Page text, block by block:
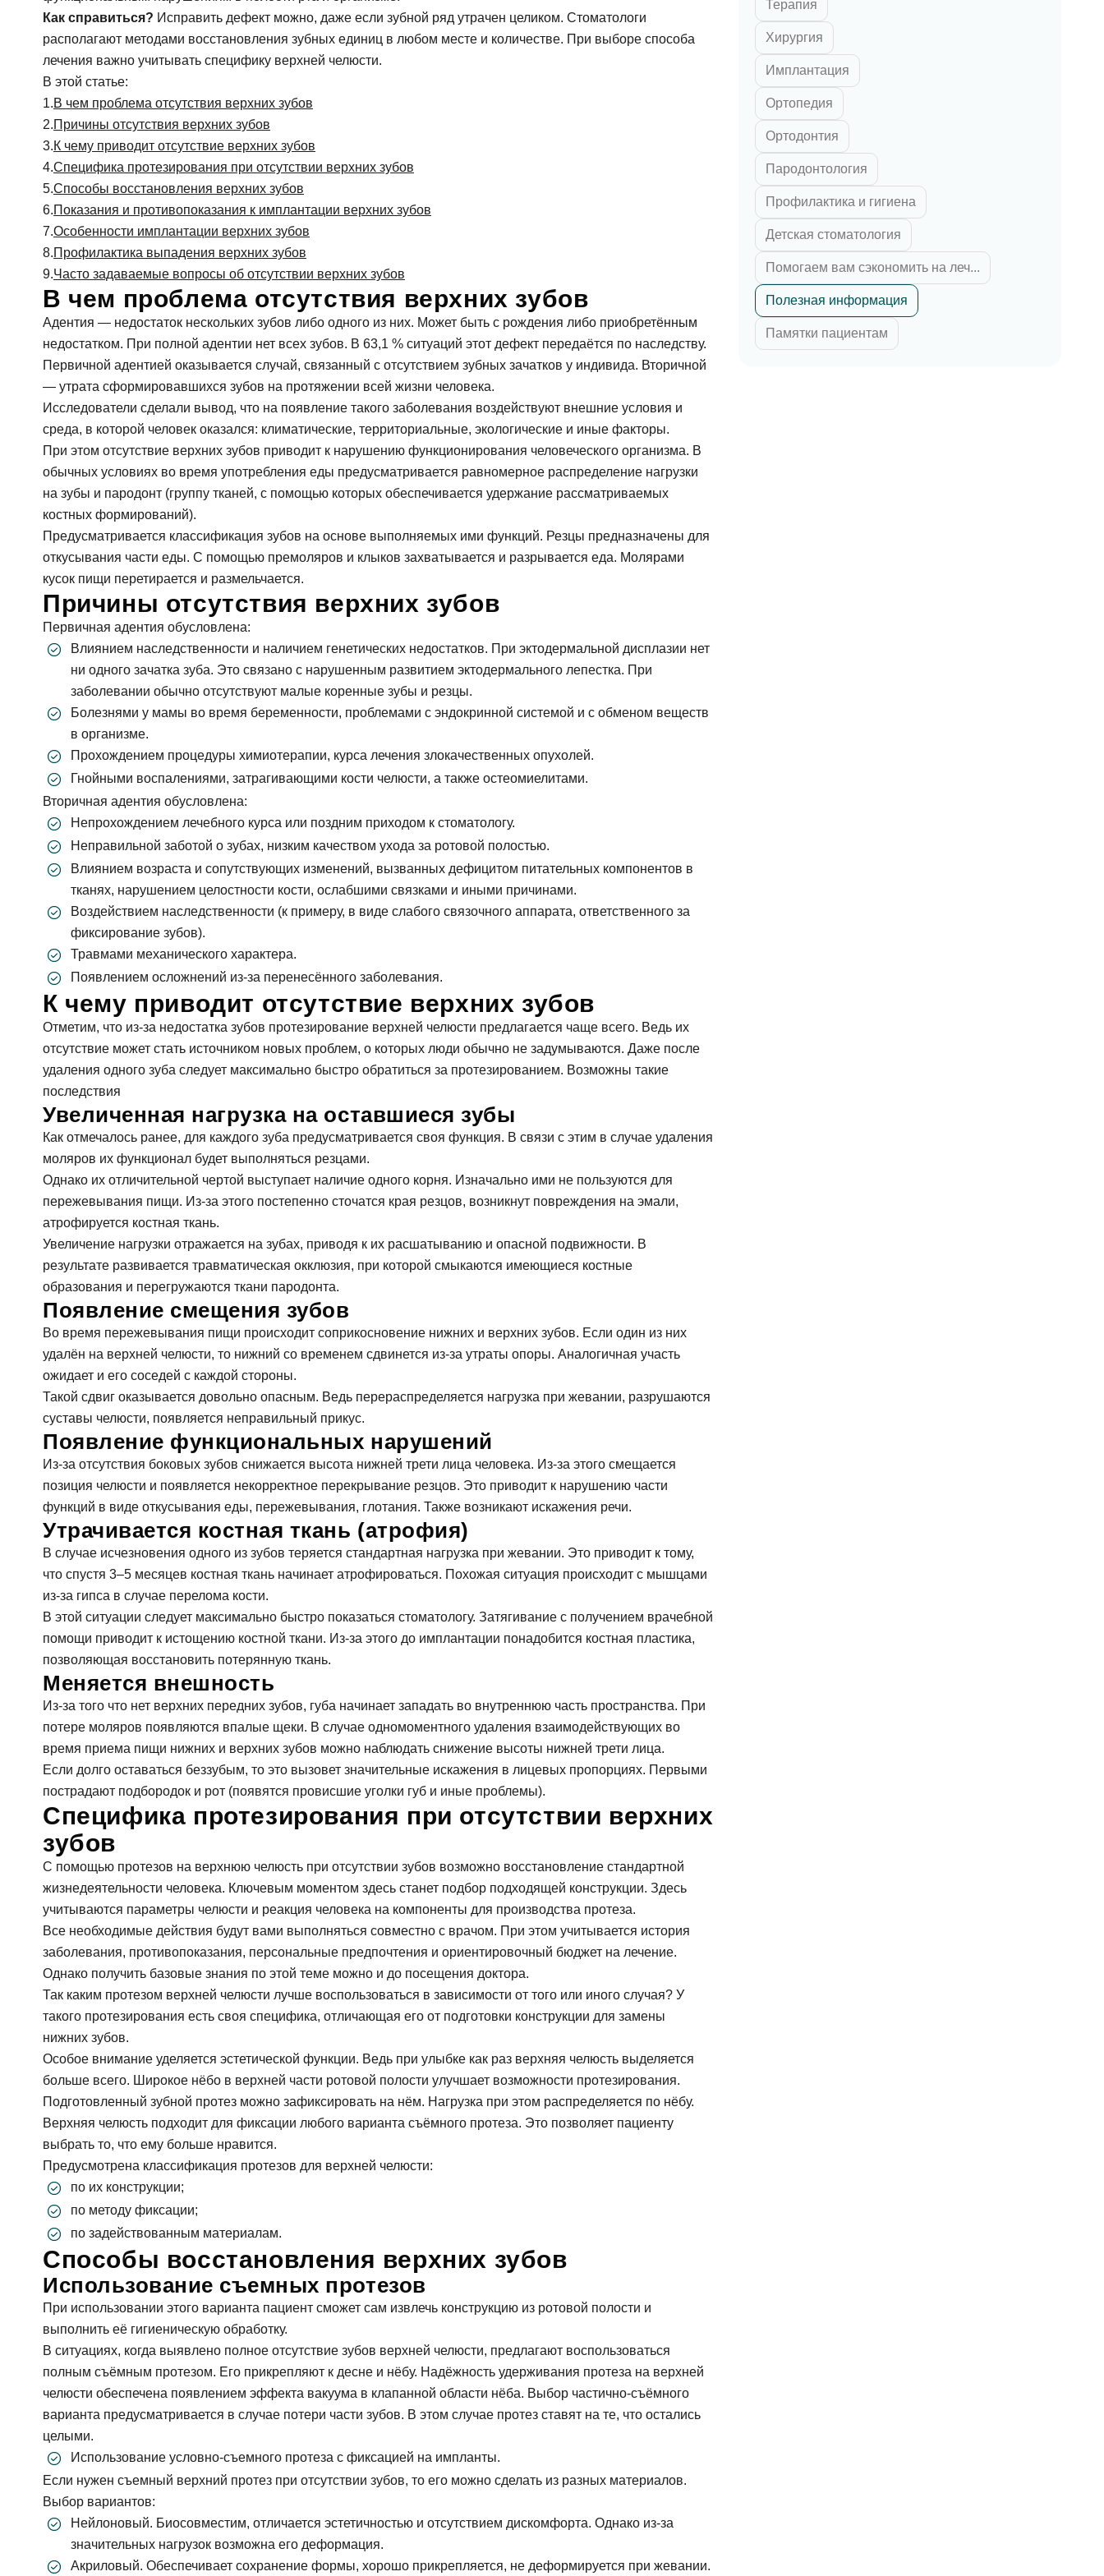
Синус лифтинг
Импланты Straumann
Имплантация передних зубов
Имплантация нижней челюсти
Имплантация верхней челюсти
Ортопедия, протезирование: коронки, вкладки, виниры
Коронка из диоксида циркония
Керамическая коронка E-max
Ортодонтия (исправление прикуса): брекеты, элайнеры
Лечение десен (пародонтология)
Профилактика и профессиональная гигиена
Отбеливание зубов
Гигиена зубов детям и профилактика
Как справиться? Исправить дефект можно, даже если зубной ряд утрачен целиком. Стоматологи
располагают методами восстановления зубных единиц в любом месте и количестве. При выборе способа
лечения важно учитывать специфику верхней челюсти.
В этой статье:
В чем проблема отсутствия верхних зубов
Причины отсутствия верхних зубов
К чему приводит отсутствие верхних зубов
Специфика протезирования при отсутствии верхних зубов
Способы восстановления верхних зубов
Показания и противопоказания к имплантации верхних зубов
Особенности имплантации верхних зубов
Профилактика выпадения верхних зубов
Часто задаваемые вопросы об отсутствии верхних зубов
В чем проблема отсутствия верхних зубов
Адентия — недостаток нескольких зубов либо одного из них. Может быть с рождения либо приобретённым
недостатком. При полной адентии нет всех зубов. В 63,1 % ситуаций этот дефект передаётся по наследству.
Первичной адентией оказывается случай, связанный с отсутствием зубных зачатков у индивида. Вторичной
— утрата сформировавшихся зубов на протяжении всей жизни человека.
Исследователи сделали вывод, что на появление такого заболевания воздействуют внешние условия и
среда, в которой человек оказался: климатические, территориальные, экологические и иные факторы.
При этом отсутствие верхних зубов приводит к нарушению функционирования человеческого организма. В
обычных условиях во время употребления еды предусматривается равномерное распределение нагрузки
на зубы и пародонт (группу тканей, с помощью которых обеспечивается удержание рассматриваемых
костных формирований).
Предусматривается классификация зубов на основе выполняемых ими функций. Резцы предназначены для
откусывания части еды. С помощью премоляров и клыков захватывается и разрывается еда. Молярами
кусок пищи перетирается и размельчается.
Причины отсутствия верхних зубов
Первичная адентия обусловлена:
Влиянием наследственности и наличием генетических недостатков. При эктодермальной дисплазии нет
ни одного зачатка зуба. Это связано с нарушенным развитием эктодермального лепестка. При
заболевании обычно отсутствуют малые коренные зубы и резцы.
Болезнями у мамы во время беременности, проблемами с эндокринной системой и с обменом веществ
в организме.
Прохождением процедуры химиотерапии, курса лечения злокачественных опухолей.
Гнойными воспалениями, затрагивающими кости челюсти, а также остеомиелитами.
Вторичная адентия обусловлена:
Непрохождением лечебного курса или поздним приходом к стоматологу.
Неправильной заботой о зубах, низким качеством ухода за ротовой полостью.
Влиянием возраста и сопутствующих изменений, вызванных дефицитом питательных компонентов в
тканях, нарушением целостности кости, ослабшими связками и иными причинами.
Воздействием наследственности (к примеру, в виде слабого связочного аппарата, ответственного за
фиксирование зубов).
Травмами механического характера.
Появлением осложнений из-за перенесённого заболевания.
К чему приводит отсутствие верхних зубов
Отметим, что из-за недостатка зубов протезирование верхней челюсти предлагается чаще всего. Ведь их
отсутствие может стать источником новых проблем, о которых люди обычно не задумываются. Даже после
удаления одного зуба следует максимально быстро обратиться за протезированием. Возможны такие
последствия
Увеличенная нагрузка на оставшиеся зубы
Как отмечалось ранее, для каждого зуба предусматривается своя функция. В связи с этим в случае удаления
моляров их функционал будет выполняться резцами.
Однако их отличительной чертой выступает наличие одного корня. Изначально ими не пользуются для
пережевывания пищи. Из-за этого постепенно сточатся края резцов, возникнут повреждения на эмали,
атрофируется костная ткань.
Увеличение нагрузки отражается на зубах, приводя к их расшатыванию и опасной подвижности. В
результате развивается травматическая окклюзия, при которой смыкаются имеющиеся костные
образования и перегружаются ткани пародонта.
Появление смещения зубов
Во время пережевывания пищи происходит соприкосновение нижних и верхних зубов. Если один из них
удалён на верхней челюсти, то нижний со временем сдвинется из-за утраты опоры. Аналогичная участь
ожидает и его соседей с каждой стороны.
Такой сдвиг оказывается довольно опасным. Ведь перераспределяется нагрузка при жевании, разрушаются
суставы челюсти, появляется неправильный прикус.
Появление функциональных нарушений
Из-за отсутствия боковых зубов снижается высота нижней трети лица человека. Из-за этого смещается
позиция челюсти и появляется некорректное перекрывание резцов. Это приводит к нарушению части
функций в виде откусывания еды, пережевывания, глотания. Также возникают искажения речи.
Утрачивается костная ткань (атрофия)
В случае исчезновения одного из зубов теряется стандартная нагрузка при жевании. Это приводит к тому,
что спустя 3–5 месяцев костная ткань начинает атрофироваться. Похожая ситуация происходит с мышцами
из-за гипса в случае перелома кости.
В этой ситуации следует максимально быстро показаться стоматологу. Затягивание с получением врачебной
помощи приводит к истощению костной ткани. Из-за этого до имплантации понадобится костная пластика,
позволяющая восстановить потерянную ткань.
Меняется внешность
Из-за того что нет верхних передних зубов, губа начинает западать во внутреннюю часть пространства. При
потере моляров появляются впалые щеки. В случае одномоментного удаления взаимодействующих во
время приема пищи нижних и верхних зубов можно наблюдать снижение высоты нижней трети лица.
Если долго оставаться беззубым, то это вызовет значительные искажения в лицевых пропорциях. Первыми
пострадают подбородок и рот (появятся провисшие уголки губ и иные проблемы).
Специфика протезирования при отсутствии верхних
зубов
С помощью протезов на верхнюю челюсть при отсутствии зубов возможно восстановление стандартной
жизнедеятельности человека. Ключевым моментом здесь станет подбор подходящей конструкции. Здесь
учитываются параметры челюсти и реакция человека на компоненты для производства протеза.
Все необходимые действия будут вами выполняться совместно с врачом. При этом учитывается история
заболевания, противопоказания, персональные предпочтения и ориентировочный бюджет на лечение.
Однако получить базовые знания по этой теме можно и до посещения доктора.
Так каким протезом верхней челюсти лучше воспользоваться в зависимости от того или иного случая? У
такого протезирования есть своя специфика, отличающая его от подготовки конструкции для замены
нижних зубов.
Особое внимание уделяется эстетической функции. Ведь при улыбке как раз верхняя челюсть выделяется
больше всего. Широкое нёбо в верхней части ротовой полости улучшает возможности протезирования.
Подготовленный зубной протез можно зафиксировать на нём. Нагрузка при этом распределяется по нёбу.
Верхняя челюсть подходит для фиксации любого варианта съёмного протеза. Это позволяет пациенту
выбрать то, что ему больше нравится.
Предусмотрена классификация протезов для верхней челюсти:
по их конструкции;
по методу фиксации;
по задействованным материалам.
Способы восстановления верхних зубов
Использование съемных протезов
При использовании этого варианта пациент сможет сам извлечь конструкцию из ротовой полости и
выполнить её гигиеническую обработку.
В ситуациях, когда выявлено полное отсутствие зубов верхней челюсти, предлагают воспользоваться
полным съёмным протезом. Его прикрепляют к десне и нёбу. Надёжность удерживания протеза на верхней
челюсти обеспечена появлением эффекта вакуума в клапанной области нёба. Выбор частично-съёмного
варианта предусматривается в случае потери части зубов. В этом случае протез ставят на те, что остались
целыми.
Использование условно-съемного протеза с фиксацией на импланты.
Если нужен съемный верхний протез при отсутствии зубов, то его можно сделать из разных материалов.
Выбор вариантов:
Нейлоновый. Биосовместим, отличается эстетичностью и отсутствием дискомфорта. Однако из-за
значительных нагрузок возможна его деформация.
Акриловый. Обеспечивает сохранение формы, хорошо прикрепляется, не деформируется при жевании.
Терапия
Хирургия
Имплантация
Ортопедия
Ортодонтия
Пародонтология
Профилактика и гигиена
Детская стоматология
Помогаем вам сэкономить на леч...
Полезная информация
Памятки пациентам
Запись на прием
Имя
Телефон
Задать вопрос
ФИО
Телефон
E-mail
Сообщение
Согласен наобработку персональных данных
Отправить
Заявка отправлена!
Мы свяжемся с вами в ближайшее время
ОК